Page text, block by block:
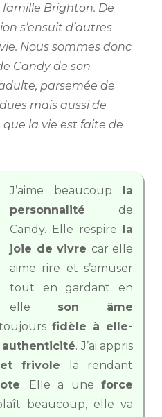
Brighton. De
s’ensuit d’autres
Nous sommes donc
Candy de son
parsemée de
mais aussi de
la vie est faite de
J’aime beaucoup la
personnalité de
Candy. Elle respire la
joie de vivre car elle
aime rire et s’amuser
tout en gardant en
elle son âme
fidèle à elle-
authenticité. J’ai appris
et frivole la rendant
. Elle a uneforce
beaucoup, elle va